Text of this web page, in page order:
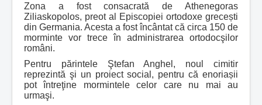
Zona a fost consacrată de Athenegoras
Ziliaskopolos, preot al Episcopiei ortodoxe grecești
din Germania. Acesta a fost încântat că circa 150 de
morminte vor trece în administrarea ortodocşilor
români.
Pentru părintele Ştefan Anghel, noul cimitir
reprezintă şi un proiect social, pentru că enoriașii
pot întreţine mormintele celor care nu mai au
urmaşi.